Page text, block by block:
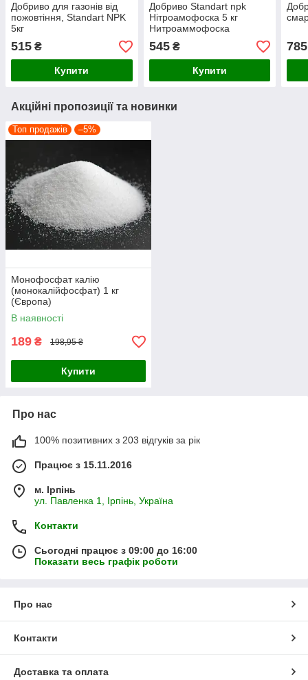
Добриво для газонів від
пожовтіння, Standart NPK
5кг
515 ₴
Купити
Добриво Standart npk
Нітроамофоска 5 кг
Нитроаммофоска
545₴
Купити
785
Акційні пропозиції та новинки
Топ продажів –5%
Монофосфат калію
(монокалійфосфат) 1 кг
(Європа)
В наявності
189 ₴ 198,95 ₴
Купити
Про нас
100% позитивних з 203 відгуків за рік
Працює з 15.11.2016
м. Ірпінь
ул. Павленка 1, Ірпінь, Україна
Контакти
Сьогодні працює з 09:00 до 16:00
Показати весь графік роботи
Про нас
Контакти
Доставка та оплата